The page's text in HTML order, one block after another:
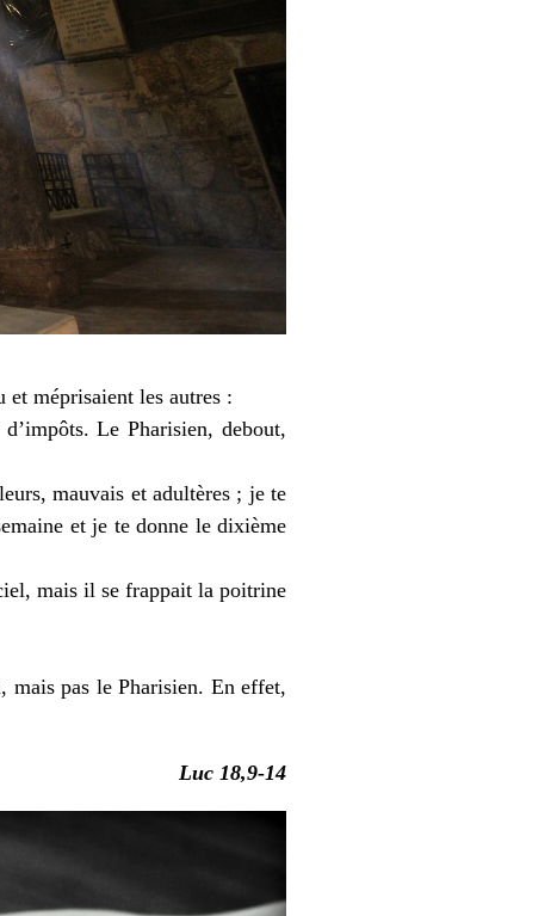
et méprisaient les autres :
Le Pharisien, debout,
mauvais et adultères ; je te
et je te donne le dixième
mais il se frappait la poitrine
mais pas le Pharisien. En effet,
Luc 18,9-14